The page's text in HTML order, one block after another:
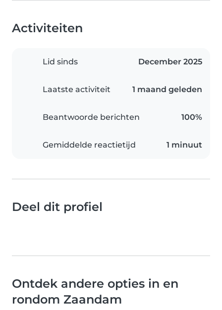
Activiteiten
Lid sinds December 2025
Laatste activiteit 1 maand geleden
Beantwoorde berichten 100%
Gemiddelde reactietijd 1 minuut
Deel dit profiel
Ontdek andere opties in en
rondom Zaandam